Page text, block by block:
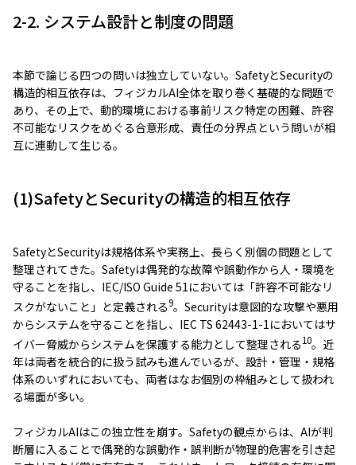
2-2. システム設計と制度の問題
本節で論じる四つの問いは独立していない。SafetyとSecurityの
構造的相互依存は、フィジカルAI全体を取り巻く基礎的な問題で
あり、その上で、動的環境における事前リスク特定の困難、許容
不可能なリスクをめぐる合意形成、責任の分界点という問いが相
互に連動して生じる。
(1)SafetyとSecurityの構造的相互依存
SafetyとSecurityは規格体系や実務上、長らく別個の問題として
整理されてきた。Safetyは偶発的な故障や誤動作から人・環境を
守ることを指し、IEC/ISO Guide 51においては「許容不可能なリ
スクがないこと」と定義される9。Securityは意図的な攻撃や悪用
からシステムを守ることを指し、IEC TS 62443-1-1においてはサ
イバー脅威からシステムを保護する能力として整理される10。近
年は両者を統合的に扱う試みも進んでいるが、設計・管理・規格
体系のいずれにおいても、両者はなお個別の枠組みとして扱われ
る場面が多い。
フィジカルAIはこの独立性を崩す。Safetyの観点からは、AIが判
断層に入ることで偶発的な誤動作・誤判断が物理的危害を引き起